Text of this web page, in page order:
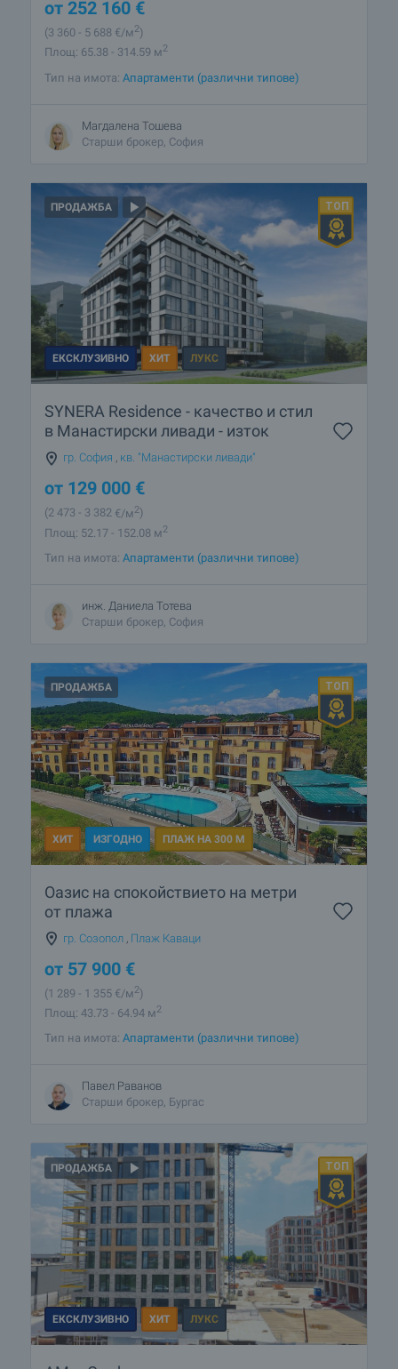
от 252 160 €
(3 360 - 5 688 €/м2)
Площ: 65.38 - 314.59 м2
Тип на имота: Апартаменти (различни типове)
Магдалена Тошева
Старши брокер, София
ПРОДАЖБА
ЕКСКЛУЗИВНО ХИТ ЛУКС
SYNERA Residence - качество и стил
в Манастирски ливади - изток
гр. София , кв. "Манастирски ливади"
от 129 000 €
(2 473 - 3 382 €/м2)
Площ: 52.17 - 152.08 м2
Тип на имота: Апартаменти (различни типове)
инж. Даниела Тотева
Старши брокер, София
ПРОДАЖБА
ХИТ ИЗГОДНО ПЛАЖ НА 300 М
Оазис на спокойствието на метри
от плажа
гр. Созопол Плаж Каваци
от 57 900 €
(1 289 - 1 355 €/м2)
Площ: 43.73 - 64.94 м2
Тип на имота: Апартаменти (различни типове)
Павел Раванов
Старши брокер, Бургас
ПРОДАЖБА
ЕКСКЛУЗИВНО ХИТ ЛУКС